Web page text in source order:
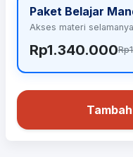
Paket Belajar
Akses materi
Rp1.340.000